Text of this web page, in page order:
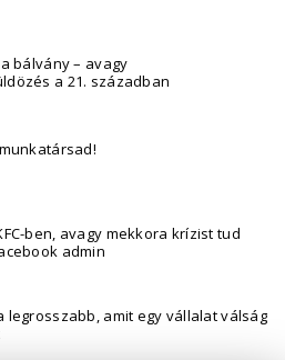
bálvány – avagy
a 21. században
ben, avagy mekkora krízist tud
admin
legrosszabb, amit egy vállalat válság